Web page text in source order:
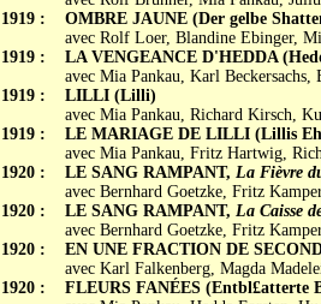
1919 :
1919 :
1919 :
1919 :
1920 :
1920 :
1920 :
1920 :
OMBRE JAUNE (Der gelbe
avec Rolf Loer, Blandine Ebinger,
LA VENGEANCE D'HEDDA
avec Mia Pankau, Karl
LILLI (Lilli)
avec Mia Pankau, Richard Kirsch,
LE MARIAGE DE LILLI (Lillis
avec Mia Pankau, Fritz Hartwig,
LE SANG RAMPANT, La Fièvre
avec Bernhard Goetzke, Fritz
LE SANG RAMPANT, La Caisse
avec Bernhard Goetzke, Fritz
EN UNE FRACTION DE
avec Karl Falkenberg, Magda
FLEURS FANÉES (Entbl£atterte